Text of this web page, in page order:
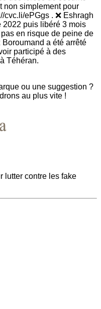
non simplement pour
ePGgs . ❌ Eshragh
2022 puis libéré 3 mois
en risque de peine de
Boroumand a été arrêté
participé à des
Téhéran.
ou une suggestion ?
au plus vite !
lutter contre les fake